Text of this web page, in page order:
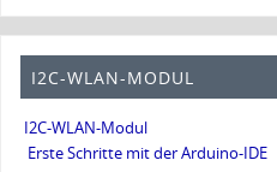
I2C-WLAN-MODUL
I2C-WLAN-Modul
Erste Schritte mit der Arduino-IDE